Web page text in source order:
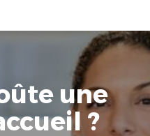
une
?